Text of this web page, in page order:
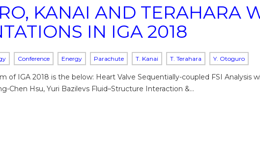
KANAI AND TERAHARA
IN IGA 2018
Conference Energy Parachute T. Kanai T. Terahara Y. Otoguro
of IGA 2018 is the below: Heart Valve Sequentially-coupled FSI Analysis
Chen Hsu, Yuri Bazilevs Fluid–Structure Interaction &…